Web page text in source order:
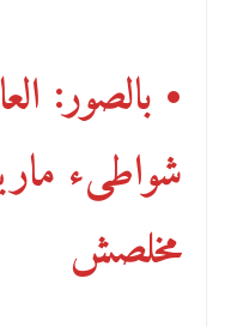
• بالصور:
شواطىء
مخلصش